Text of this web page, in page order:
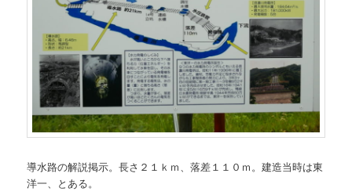
導水路の解説掲示。長さ２１ｋｍ、落差１１０ｍ。建造当時は東
洋一、とある。